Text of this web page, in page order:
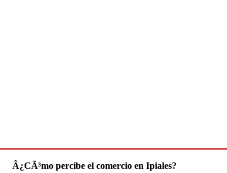
Â¿CÃ³mo percibe el comercio en Ipiales?